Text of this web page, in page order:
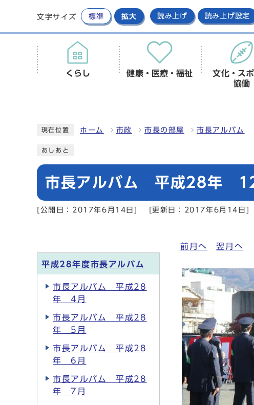
文字サイズ 標準 拡大 読み上げ 読み上げ設定
くらし 健康・医療・福祉
文化・ス
協働
現在位置 ホーム 市政 市長の部屋 市長アルバム
あしあと
市長アルバム 平成28年
[公開日：2017年6月14日] [更新日：2017年6月14日]
前月へ 翌月へ
平成28年度市長アルバム
市長アルバム 平成28
年 4月
市長アルバム 平成28
年 5月
市長アルバム 平成28
年 6月
市長アルバム 平成28
年 7月